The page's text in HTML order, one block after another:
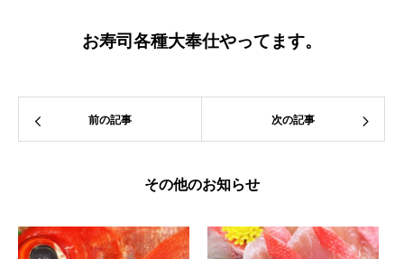
お寿司各種大奉仕やってます。
前の記事 次の記事
その他のお知らせ